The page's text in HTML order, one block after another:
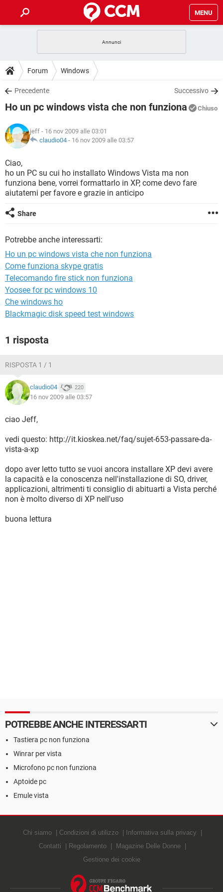
MENU
INTRATTENIMENTO
iOS
INSTAGRAM WHATSAPP
TIKTOK
HARDWARE
GUIDE
COVID-19
INSTAGRAM
TIKTOK
HARDWARE
DOWNLOAD
COVID-19 GAMING
INTRATTENIMENTO
iOS WINDOWS 10
INSTAGRAM
TIKTOK FACEBOOK
HARDWARE
COVID-19
INTRATTENIMENTO
iOS
INSTAGRAM WHATSAPP
HARDWARE
GLOSSARIO
COVID-19
INTRATTENIMENTO ANDROID
iOS WINDOWS 10
INSTAGRAM
HARDWARE
Forum Windows
Precedente Successivo
Ho un pc windows vista che non funziona Chiuso
jeff - 16 nov 2009 alle 03:01
claudio04 - 16 nov 2009 alle 03:57
Ciao,
ho un PC su cui ho installato Windows Vista ma non
funziona bene, vorrei formattarlo in XP, come devo fare
aiutatemi per favore e grazie in anticipo
Share
Potrebbe anche interessarti:
Ho un pc windows vista che non funziona
Come funziona skype gratis
Telecomando fire stick non funziona
Yoosee for pc windows 10
Che windows ho
Blackmagic disk speed test windows
1 risposta
RISPOSTA 1 / 1
claudio04 220
16 nov 2009 alle 03:57
ciao Jeff,
vedi questo: http://it.kioskea.net/faq/sujet-653-passare-da-
vista-a-xp
dopo aver letto tutto se vuoi ancora installare XP devi avere
la capacità e la conoscenza nell'installazione di SO, driver,
applicazioni, altrimenti ti consiglio di abituarti a Vista perché
non è molto diverso di XP nell'uso
buona lettura
POTREBBE ANCHE INTERESSARTI
Tastiera pc non funziona
Winrar per vista
Microfono pc non funziona
Aptoide pc
Emule vista
Chi siamo Condizioni di utilizzo
Informativa sulla privacy
Contatti
Regolamento
Magazine Delle Donne
Gestione dei cookie